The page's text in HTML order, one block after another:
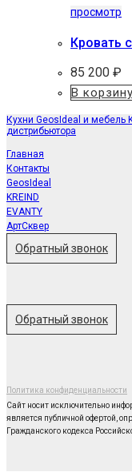
просмотр
Кровать
85 200 ₽
В корзину
Кухни GeosIdeal и мебель
дистрибьютора
Главная
Контакты
GeosIdeal
KREIND
EVANTY
АртСквер
Обратный звонок
Обратный звонок
Политика конфиденциальности
Сайт носит исключительно
является публичной офертой,
Гражданского кодекса